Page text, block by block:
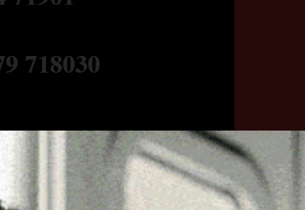
Rubriche Necrologie
Numeri
utili
Contatti